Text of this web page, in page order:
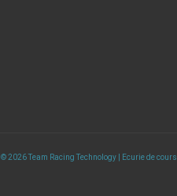
© 2026 Team Racing Technology | Ecurie de